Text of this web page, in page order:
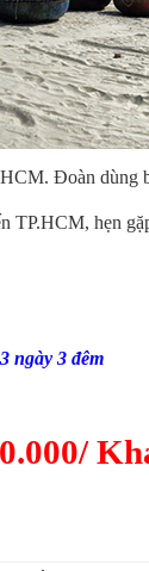
Đoàn dùng
TP.HCM, hẹn
ngày 3 đêm